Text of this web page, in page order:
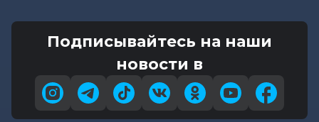
Подписывайтесь на наши
новости в